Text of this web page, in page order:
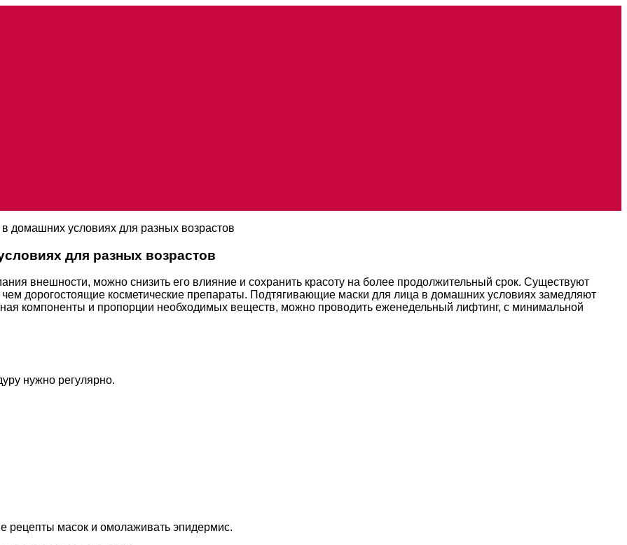
домашних условиях для разных возрастов
для разных возрастов
внешности, можно снизить его влияние и сохранить красоту на более продолжительный срок. Существуют
дорогостоящие косметические препараты. Подтягивающие маски для лица в домашних условиях замедляют
компоненты и пропорции необходимых веществ, можно проводить еженедельный лифтинг, с минимальной
нужно регулярно.
рецепты масок и омолаживать эпидермис.